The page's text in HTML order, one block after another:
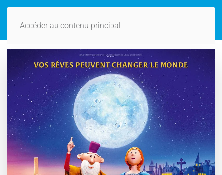
Accéder au contenu principal